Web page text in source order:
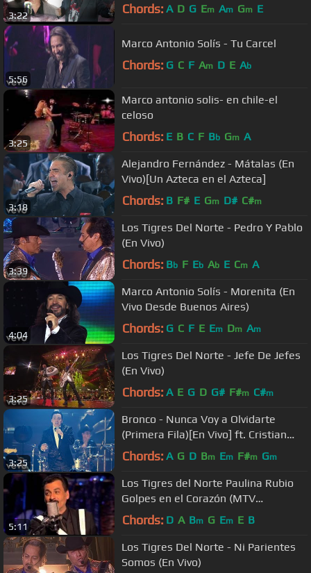
3:22 Chords: A D G Em Am Gm E
5:56
Marco Antonio Solís - Tu Carcel
Chords: G C F Am D E Ab
3:25
Marco antonio solis- en chile-el
celoso
Chords: E B C F Bb Gm A
3:18
Alejandro Fernández - Mátalas (En
Vivo)[Un Azteca en el Azteca]
Chords: B F# E Gm D# C#m
3:39
Los Tigres Del Norte - Pedro Y Pablo
(En Vivo)
Chords: Bb F Eb Ab E Cm A
4:04
Marco Antonio Solís - Morenita (En
Vivo Desde Buenos Aires)
Chords: G C F E Em Dm Am
3:25
Los Tigres Del Norte - Jefe De Jefes
(En Vivo)
Chords: A E G D G# F#m C#m
3:25
Bronco - Nunca Voy a Olvidarte
(Primera Fila)[En Vivo] ft. Cristian
Castro
Chords: A G D Bm Em F#m Gm
5:11
Los Tigres del Norte Paulina Rubio
Golpes en el Corazón (MTV
Unplugged)
Chords: D A Bm G Em E B
Los Tigres Del Norte - Ni Parientes
Somos (En Vivo)